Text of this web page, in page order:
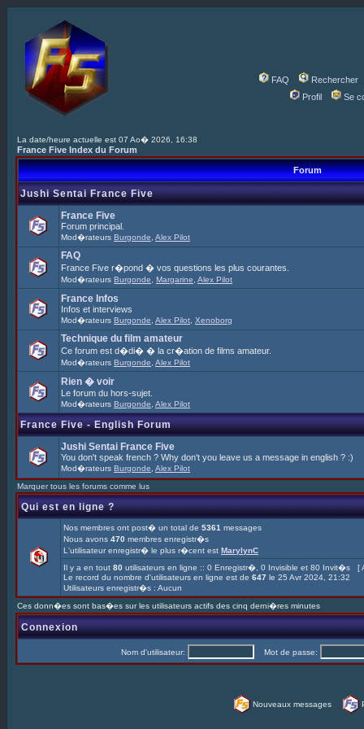
FAQ
Rechercher
Profil
Se
La date/heure actuelle est 07 Ao� 2026, 16:38
France Five Index du Forum
Forum
Jushi Sentai France Five
France Five
Forum principal.
Mod�rateurs Burgonde Alex Pilot
FAQ
France Five r�pond � vos questions les plus courantes.
Mod�rateurs Burgonde Margarine Alex Pilot
France Infos
Infos et interviews
Mod�rateurs Burgonde Alex Pilot Xenoborg
Technique du film amateur
Ce forum est d�di� � la cr�ation de films amateur.
Mod�rateurs Burgonde Alex Pilot
Rien � voir
Le forum du hors-sujet.
Mod�rateurs Burgonde Alex Pilot
France Five - English Forum
Jushi Sentai France Five
You don't speak french ? Why don't you leave us a message in english ? :)
Mod�rateurs Burgonde Alex Pilot
Marquer tous les forums comme lus
Qui est en ligne ?
Nos membres ont post� un total de 5361 messages
Nous avons 470 membres enregistr�s
L'utilisateur enregistr� le plus r�cent est MarylynC
Il y a en tout 80 utilisateurs en ligne :: 0 Enregistr�, 0 Invisible et 80 Invit�s [
Le record du nombre d'utilisateurs en ligne est de 647 le 25 Avr 2024, 21:32
Utilisateurs enregistr�s : Aucun
Ces donn�es sont bas�es sur les utilisateurs actifs des cinq derni�res minutes
Connexion
Nom d'utilisateur: Mot de passe:
Nouveaux messages